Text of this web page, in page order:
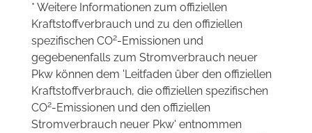
* Weitere Informationen zum offiziellen
Kraftstoffverbrauch und zu den offiziellen
spezifischen CO2-Emissionen und
gegebenenfalls zum Stromverbrauch neuer
Pkw können dem 'Leitfaden über den offiziellen
Kraftstoffverbrauch, die offiziellen spezifischen
CO2-Emissionen und den offiziellen
Stromverbrauch neuer Pkw' entnommen